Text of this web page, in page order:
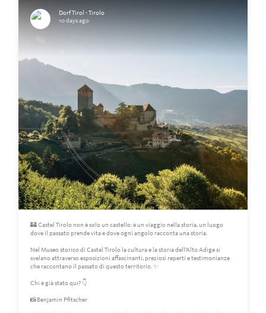
Dorf Tirol - Tirolo
10 days ago
🏰 Castel Tirolo non è solo un castello: è un viaggio nella storia, un luogo
dove il passato prende vita e dove ogni angolo racconta una storia.
Nel Museo storico di Castel Tirolo la cultura e la storia dell’Alto Adige si
svelano attraverso esposizioni affascinanti, preziosi reperti e testimonianze
che raccontano il passato di questo territorio. ✨
Chi è già stato qui? 👇
📸Benjamin Pfitscher